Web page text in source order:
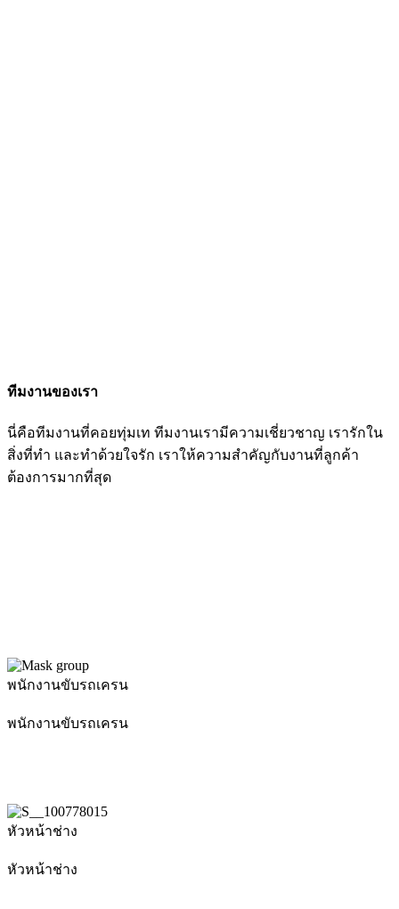
ทีมงานของเรา
นี่คือทีมงานที่คอยทุ่มเท ทีมงานเรามีความเชี่ยวชาญ เรารักใน
สิ่งที่ทำ และทำด้วยใจรัก เราให้ความสำคัญกับงานที่ลูกค้า
ต้องการมากที่สุด
พนักงานขับรถเครน
พนักงานขับรถเครน
หัวหน้าช่าง
หัวหน้าช่าง